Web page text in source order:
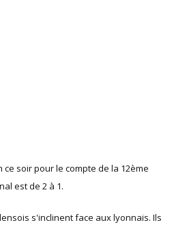
ce soir pour le compte de la 12ème
est de 2 à 1.
s'inclinent face aux lyonnais. Ils